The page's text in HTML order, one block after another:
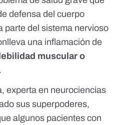
defensa del cuerpo
parte del sistema nervioso
una inflamación de
muscular o
experta en neurociencias
sus superpoderes,
algunos pacientes con